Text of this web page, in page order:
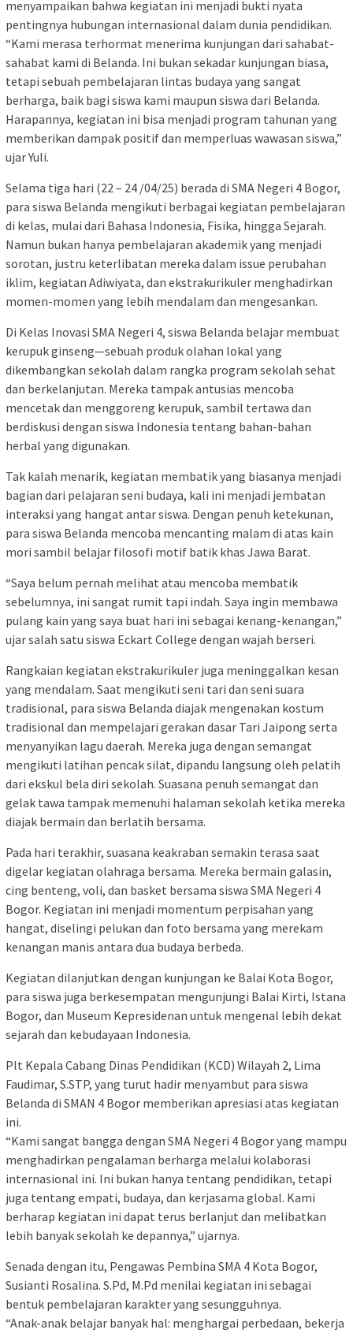
menyampaikan bahwa kegiatan ini menjadi bukti nyata
pentingnya hubungan internasional dalam dunia pendidikan.
“Kami merasa terhormat menerima kunjungan dari sahabat-
sahabat kami di Belanda. Ini bukan sekadar kunjungan biasa,
tetapi sebuah pembelajaran lintas budaya yang sangat
berharga, baik bagi siswa kami maupun siswa dari Belanda.
Harapannya, kegiatan ini bisa menjadi program tahunan yang
memberikan dampak positif dan memperluas wawasan siswa,”
ujar Yuli.
Selama tiga hari (22 – 24 /04/25) berada di SMA Negeri 4 Bogor,
para siswa Belanda mengikuti berbagai kegiatan pembelajaran
di kelas, mulai dari Bahasa Indonesia, Fisika, hingga Sejarah.
Namun bukan hanya pembelajaran akademik yang menjadi
sorotan, justru keterlibatan mereka dalam issue perubahan
iklim, kegiatan Adiwiyata, dan ekstrakurikuler menghadirkan
momen-momen yang lebih mendalam dan mengesankan.
Di Kelas Inovasi SMA Negeri 4, siswa Belanda belajar membuat
kerupuk ginseng—sebuah produk olahan lokal yang
dikembangkan sekolah dalam rangka program sekolah sehat
dan berkelanjutan. Mereka tampak antusias mencoba
mencetak dan menggoreng kerupuk, sambil tertawa dan
berdiskusi dengan siswa Indonesia tentang bahan-bahan
herbal yang digunakan.
Tak kalah menarik, kegiatan membatik yang biasanya menjadi
bagian dari pelajaran seni budaya, kali ini menjadi jembatan
interaksi yang hangat antar siswa. Dengan penuh ketekunan,
para siswa Belanda mencoba mencanting malam di atas kain
mori sambil belajar filosofi motif batik khas Jawa Barat.
“Saya belum pernah melihat atau mencoba membatik
sebelumnya, ini sangat rumit tapi indah. Saya ingin membawa
pulang kain yang saya buat hari ini sebagai kenang-kenangan,”
ujar salah satu siswa Eckart College dengan wajah berseri.
Rangkaian kegiatan ekstrakurikuler juga meninggalkan kesan
yang mendalam. Saat mengikuti seni tari dan seni suara
tradisional, para siswa Belanda diajak mengenakan kostum
tradisional dan mempelajari gerakan dasar Tari Jaipong serta
menyanyikan lagu daerah. Mereka juga dengan semangat
mengikuti latihan pencak silat, dipandu langsung oleh pelatih
dari ekskul bela diri sekolah. Suasana penuh semangat dan
gelak tawa tampak memenuhi halaman sekolah ketika mereka
diajak bermain dan berlatih bersama.
Pada hari terakhir, suasana keakraban semakin terasa saat
digelar kegiatan olahraga bersama. Mereka bermain galasin,
cing benteng, voli, dan basket bersama siswa SMA Negeri 4
Bogor. Kegiatan ini menjadi momentum perpisahan yang
hangat, diselingi pelukan dan foto bersama yang merekam
kenangan manis antara dua budaya berbeda.
Kegiatan dilanjutkan dengan kunjungan ke Balai Kota Bogor,
para siswa juga berkesempatan mengunjungi Balai Kirti, Istana
Bogor, dan Museum Kepresidenan untuk mengenal lebih dekat
sejarah dan kebudayaan Indonesia.
Plt Kepala Cabang Dinas Pendidikan (KCD) Wilayah 2, Lima
Faudimar, S.STP, yang turut hadir menyambut para siswa
Belanda di SMAN 4 Bogor memberikan apresiasi atas kegiatan
ini.
“Kami sangat bangga dengan SMA Negeri 4 Bogor yang mampu
menghadirkan pengalaman berharga melalui kolaborasi
internasional ini. Ini bukan hanya tentang pendidikan, tetapi
juga tentang empati, budaya, dan kerjasama global. Kami
berharap kegiatan ini dapat terus berlanjut dan melibatkan
lebih banyak sekolah ke depannya,” ujarnya.
Senada dengan itu, Pengawas Pembina SMA 4 Kota Bogor,
Susianti Rosalina. S.Pd, M.Pd menilai kegiatan ini sebagai
bentuk pembelajaran karakter yang sesungguhnya.
“Anak-anak belajar banyak hal: menghargai perbedaan, bekerja